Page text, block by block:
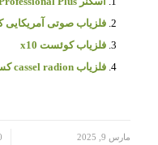
فلزیاب صوتی آمریکایی
فلزیاب کوئست x10
فلزیاب cassel radion کسل رادیون
مارس 9, 2025 0